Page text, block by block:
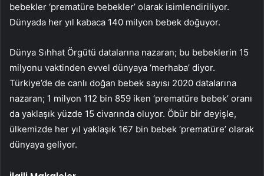
bebekler ‘prematüre bebekler’ olarak isimlendiriliyor.
Dünyada her yıl kabaca 140 milyon bebek doğuyor.
Dünya Sıhhat Örgütü datalarına nazaran; bu bebeklerin 15
milyonu vaktinden evvel dünyaya ‘merhaba’ diyor.
Türkiye’de de canlı doğan bebek sayısı 2020 datalarına
nazaran; 1 milyon 112 bin 859 iken ‘prematüre bebek’ oranı
da yaklaşık yüzde 15 civarında oluyor. Öbür bir deyişle,
ülkemizde her yıl yaklaşık 167 bin bebek ‘prematüre’ olarak
dünyaya geliyor.